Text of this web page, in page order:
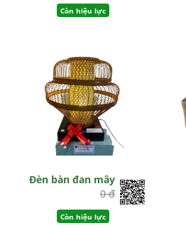
Còn hiệu lực
Đèn bàn đan mây
0 đ
Còn hiệu lực